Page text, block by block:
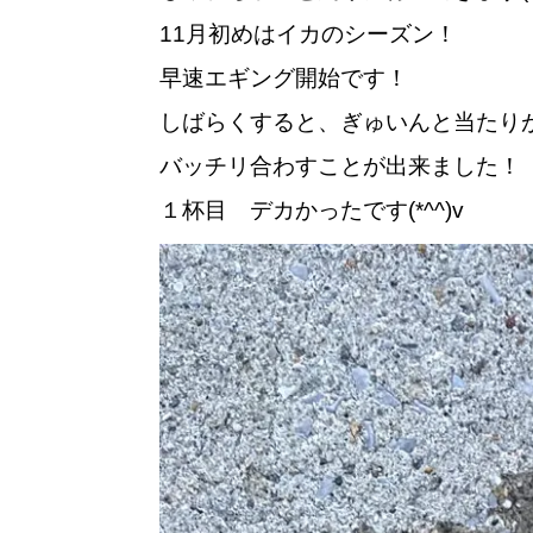
11月初めはイカのシーズン！
早速エギング開始です！
しばらくすると、ぎゅいんと当たり
バッチリ合わすことが出来ました！
１杯目 デカかったです(*^^)v